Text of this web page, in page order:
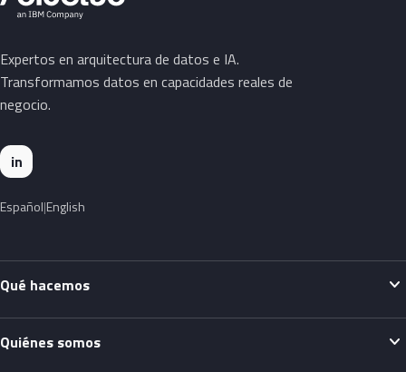
Expertos en arquitectura de datos e IA.
Transformamos datos en capacidades reales de
negocio.
in
Español English
Qué hacemos expand_more
Quiénes somos expand_more